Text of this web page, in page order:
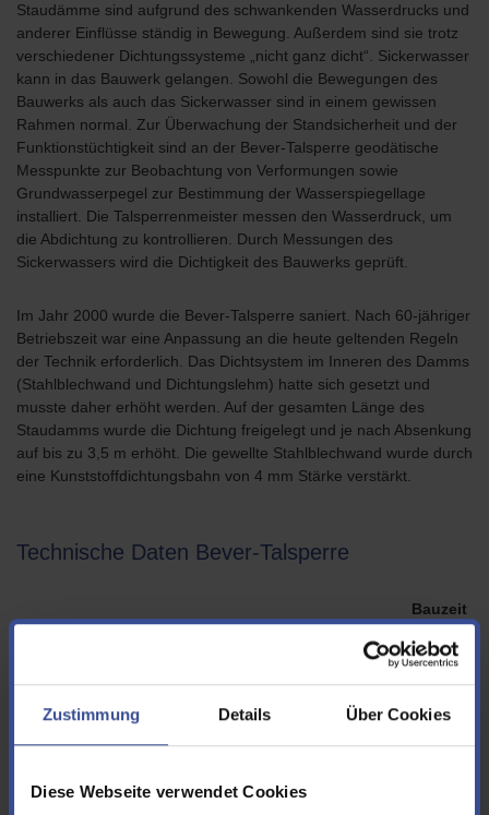
Zustimmung Details Über Cookies
Diese Webseite verwendet Cookies
Staudämme sind aufgrund des schwankenden Wasserdrucks und
anderer Einflüsse ständig in Bewegung. Außerdem sind sie trotz
verschiedener Dichtungssysteme „nicht ganz dicht“. Sickerwasser
kann in das Bauwerk gelangen. Sowohl die Bewegungen des
Bauwerks als auch das Sickerwasser sind in einem gewissen
Rahmen normal. Zur Überwachung der Standsicherheit und der
Funktionstüchtigkeit sind an der Bever-Talsperre geodätische
Messpunkte zur Beobachtung von Verformungen sowie
Grundwasserpegel zur Bestimmung der Wasserspiegellage
installiert. Die Talsperrenmeister messen den Wasserdruck, um
die Abdichtung zu kontrollieren. Durch Messungen des
Sickerwassers wird die Dichtigkeit des Bauwerks geprüft.
Im Jahr 2000 wurde die Bever-Talsperre saniert. Nach 60-jähriger
Betriebszeit war eine Anpassung an die heute geltenden Regeln
der Technik erforderlich. Das Dichtsystem im Inneren des Damms
(Stahlblechwand und Dichtungslehm) hatte sich gesetzt und
musste daher erhöht werden. Auf der gesamten Länge des
Staudamms wurde die Dichtung freigelegt und je nach Absenkung
auf bis zu 3,5 m erhöht. Die gewellte Stahlblechwand wurde durch
eine Kunststoffdichtungsbahn von 4 mm Stärke verstärkt.
Technische Daten Bever-Talsperre
Bauzeit
1935 - 1938
Hauptabsperrdamm